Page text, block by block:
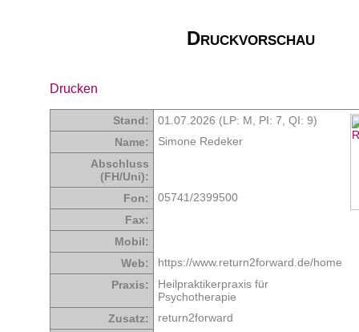
Druckvorschau
Drucken
Stand: 01.07.2026 (LP: M, PI: 7 QI: 9)
Name:
Simone Redeker
Abschluss
(FH/Uni):
Fon:
05741/2399500
Fax:
Mobil:
Web:
https://www.return2forward.de/home
Praxis:
Heilpraktikerpraxis für
Psychotherapie
Zusatz:
return2forward